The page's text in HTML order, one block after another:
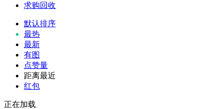
求购回收
默认排序
最热
最新
有图
点赞量
距离最近
红包
正在加载